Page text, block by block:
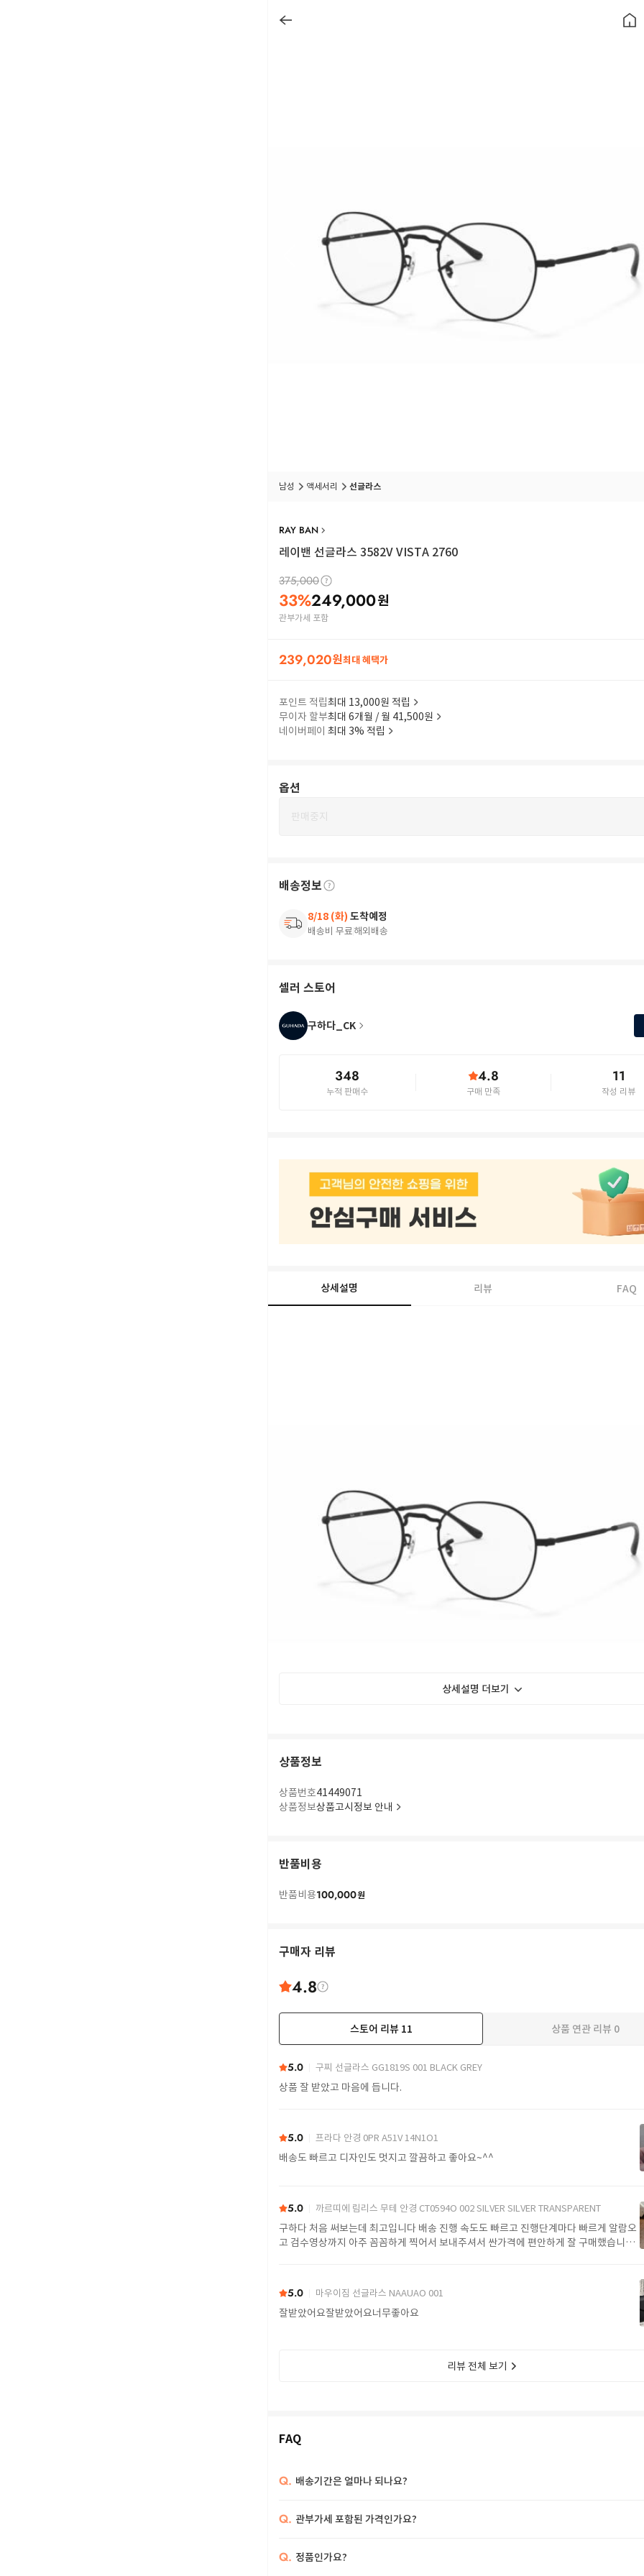
남성 액세서리 선글라스
RAY BAN
레이밴 선글라스 3582V VISTA 2760
375,000
33%249,000원
관부가세 포함
239,020원최대 혜택가
포인트 적립최대 13,000원 적립
무이자 할부최대 6개월 / 월 41,500원
네이버페이 최대 3% 적립
옵션
판매중지
배송정보
8/18 (화) 도착예정
배송비 무료해외배송
셀러 스토어
구하다_CK
348
누적 판매수
4.8
구매 만족
11
작성 리뷰
상세설명 리뷰 FAQ
상세설명 더보기
상품정보
상품번호41449071
상품정보상품고시정보 안내
반품비용
반품비용100,000원
구매자 리뷰
4.8
스토어 리뷰 11 상품 연관 리뷰 0
5.0 구찌 선글라스 GG1819S 001 BLACK GREY
상품 잘 받았고 마음에 듭니다.
5.0 프라다 안경 0PR A51V 14N1O1
배송도 빠르고 디자인도 멋지고 깔끔하고 좋아요~^^
5.0 까르띠에 림리스 무테 안경 CT0594O 002 SILVER SILVER TRANSPARENT
구하다 처음 써보는데 최고입니다 배송 진행 속도도 빠르고 진행단계마다 빠르게 알람오
고 검수영상까지 아주 꼼꼼하게 찍어서 보내주셔서 싼가격에 편안하게 잘 구매했습니다.
5.0 마우이짐 선글라스 NAAUAO 001
잘받았어요잘받았어요너무좋아요
리뷰 전체 보기
FAQ
Q. 배송기간은 얼마나 되나요?
Q. 관부가세 포함된 가격인가요?
Q. 정품인가요?